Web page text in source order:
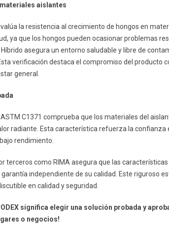
aislantes
la resistencia al crecimiento de hongos en
ya que los hongos pueden ocasionar problemas
asegura un entorno saludable y libre de
verificación destaca el compromiso del producto
general.
C1371 comprueba que los materiales del
radiante. Esta característica refuerza la confianza
rendimiento.
terceros como RIMA asegura que las
independiente de su calidad. Este riguroso
en calidad y seguridad.
significa elegir una solución probada y
o negocios!